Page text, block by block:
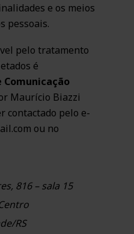
e os meios
pessoais.
pelo tratamento
é
Comunicação
Maurício Biazzi
contactado pelo e-
ou no
816 – sala 15
RS